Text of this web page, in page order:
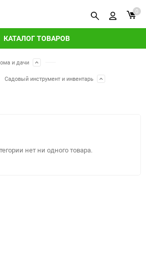
КАТАЛОГ ТОВАРОВ
0
и дачи
Садовый инструмент и инвентарь
нет ни одного товара.